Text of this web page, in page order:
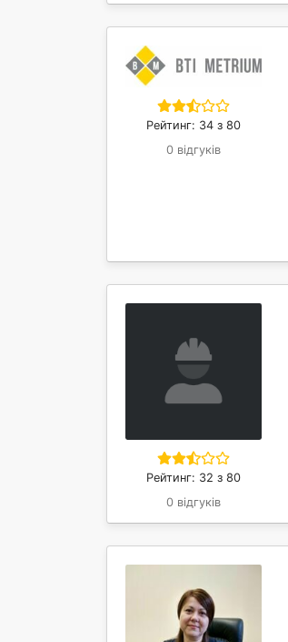
Рейтинг: 34 з 80
0 відгуків
Рейтинг: 32 з 80
0 відгуків